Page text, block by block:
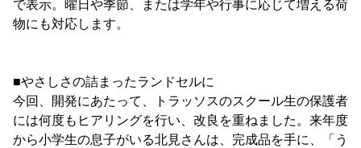
で表示。曜日や季節、または学年や行事に応じて増える荷
物にも対応します。
■やさしさの詰まったランドセルに
今回、開発にあたって、トラッソスのスクール生の保護者
には何度もヒアリングを行い、改良を重ねました。来年度
から小学生の息子がいる北見さんは、完成品を手に、「う